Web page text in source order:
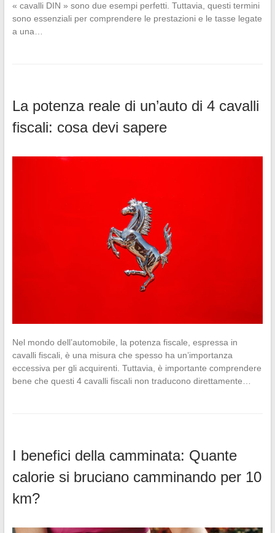
« cavalli DIN » sono due esempi perfetti. Tuttavia, questi termini
sono essenziali per comprendere le prestazioni e le tasse legate
a una…
La potenza reale di un’auto di 4 cavalli
fiscali: cosa devi sapere
Nel mondo dell’automobile, la potenza fiscale, espressa in
cavalli fiscali, è una misura che spesso ha un’importanza
eccessiva per gli acquirenti. Tuttavia, è importante comprendere
bene che questi 4 cavalli fiscali non traducono direttamente…
I benefici della camminata: Quante
calorie si bruciano camminando per 10
km?